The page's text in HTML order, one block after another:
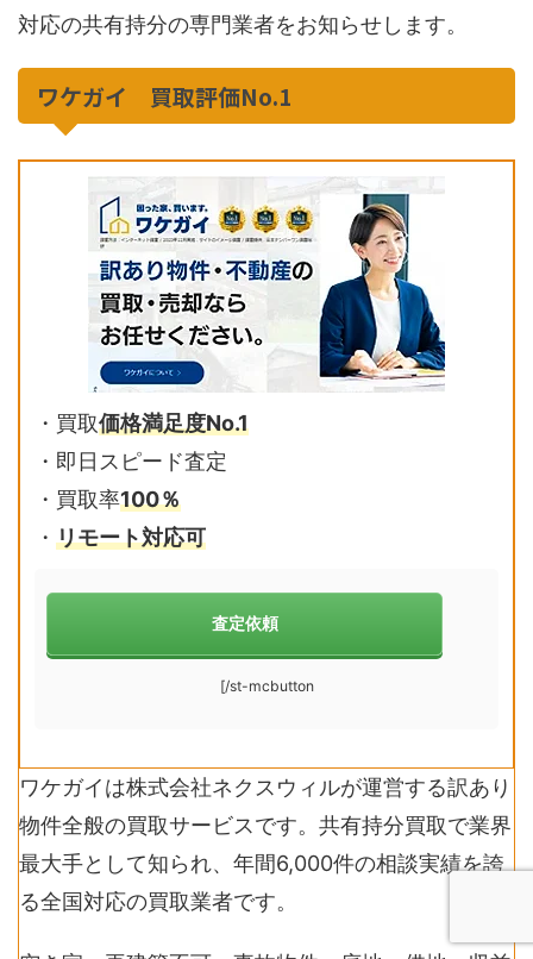
対応の共有持分の専門業者をお知らせします。
ワケガイ 買取評価No.1
・買取価格満足度No.1
・即日スピード査定
・買取率100％
・ リモート対応可
査定依頼
[/st-mcbutton
ワケガイは株式会社ネクスウィルが運営する訳あり
物件全般の買取サービスです。共有持分買取で業界
最大手として知られ、年間6,000件の相談実績を誇
る全国対応の買取業者です。